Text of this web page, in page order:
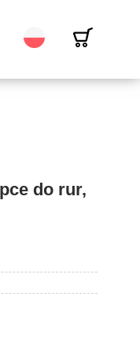
Polski
do rur,